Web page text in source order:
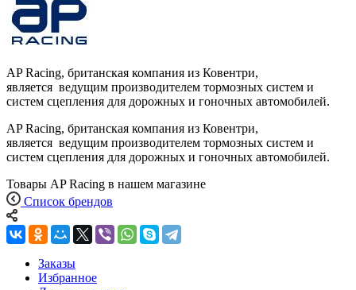
AP Racing, британская компания из Ковентри,
является ведущим производителем тормозных систем и
систем сцепления для дорожных и гоночных автомобилей.
AP Racing, британская компания из Ковентри,
является ведущим производителем тормозных систем и
систем сцепления для дорожных и гоночных автомобилей.
Товары AP Racing в нашем магазине
Список брендов
Заказы
Избранное